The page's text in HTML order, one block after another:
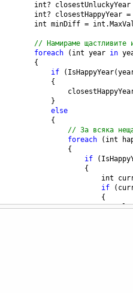
int? closestUnluckyYear
int? closestHappyYear =
int minDiff = int .
// Намираме щастливите
foreach ( int year in
        {
if ( IsHappyYear(
            {
            }
else
            {
// За всяка
foreach ( int
                {
if (
                    {
int
if (
                        {